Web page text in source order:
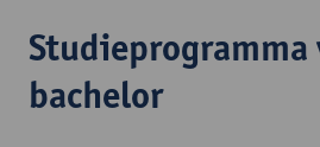
Studieprogramma
bachelor